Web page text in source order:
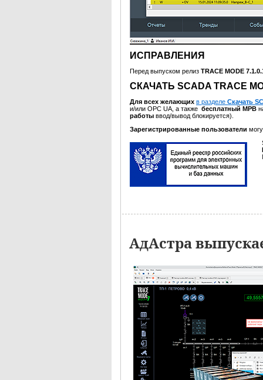
ИСПРАВЛЕНИЯ
Перед выпуском релиз TRACE MODE
СКАЧАТЬ SCADA TRACE
Для всех желающих в разделе Скачать
и/или OPC UA, а также бесплатный МРВ
работы ввод/вывод блокируется).
Зарегистрированные пользователи
АдАстра